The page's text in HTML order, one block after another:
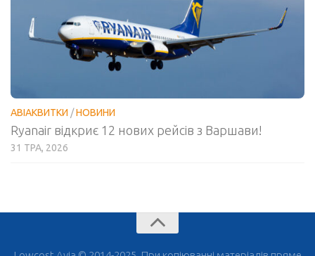
АВІАКВИТКИ /НОВИНИ
Ryanair відкриє 12 нових рейсів з Варшави!
31 ТРА, 2026